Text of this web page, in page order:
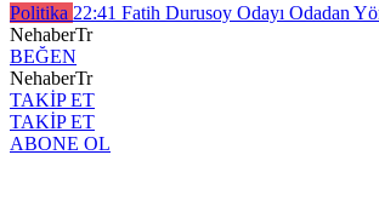
Politika 22:41 Fatih Durusoy Odayı Odadan
NehaberTr
BEĞEN
NehaberTr
TAKİP ET
TAKİP ET
ABONE OL